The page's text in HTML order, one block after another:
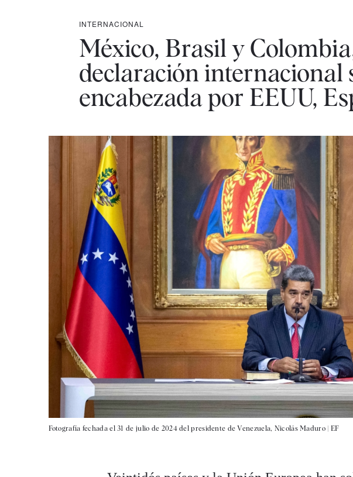
INTERNACIONAL
México, Brasil y
declaración internacional
encabezada por EEUU,
Fotografía fechada el 31 de julio de 2024 del presidente de Venezuela, Nicolás Maduro | EF